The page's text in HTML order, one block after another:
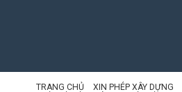
TRANG CHỦ XIN PHÉP XÂY DỰNG